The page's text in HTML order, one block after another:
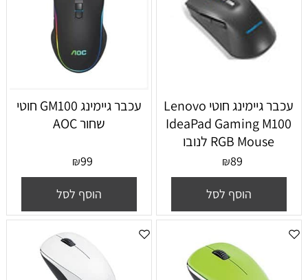
‏עכבר גיימינג ‏חוטי Lenovo
IdeaPad Gaming M100
RGB Mouse לנובו
₪89
הוסף לסל
עכבר גיימינג GM100 חוטי
שחור AOC
₪99
הוסף לסל